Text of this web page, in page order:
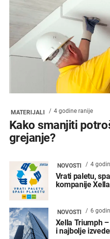
MATERIJALI 4 godine ranije
Kako smanjiti
grejanje?
NOVOSTI 4
Vrati paletu,
kompanije Xella
NOVOSTI 6
Xella Triumph
i najbolje